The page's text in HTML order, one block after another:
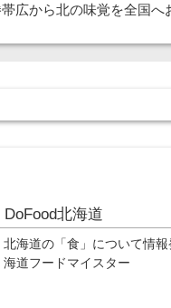
広から北の味覚を全国へ
DoFood北海道
北海道の「食」について情
海道フードマイスター